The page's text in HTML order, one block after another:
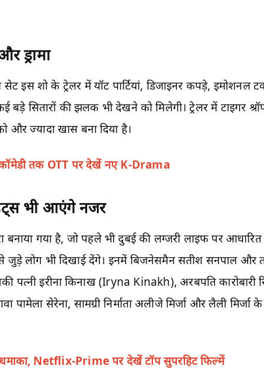
ड्रामा
इस शो के ट्रेलर में यॉट पार्टियां, डिजाइनर कपड़े, इमोशनल
सितारों की झलक भी देखने को मिलेगी। ट्रेलर में टाइगर
और ज्यादा खास बना दिया है।
तक OTT पर देखें नए K-Drama
भी आएंगे नजर
बनाया गया है, जो पहले भी दुबई की लग्जरी लाइफ पर
लोग भी दिखाई देंगे। इनमें बिजनेसमैन सतीश सनपाल और
इरीना किनाख (Iryna Kinakh), अरबपति
सेरेना, सामग्री निर्माता अलीजे मिर्जा और लैली मिर्जा
Netflix-Prime पर देखें टॉप सुपरहिट फिल्में